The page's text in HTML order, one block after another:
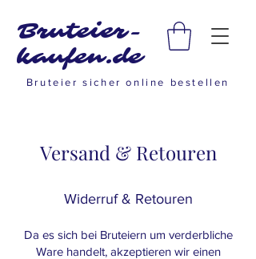
Bruteier-
kaufen.de
Bruteier sicher online bestellen
Versand & Retouren
Widerruf & Retouren
Da es sich bei Bruteiern um verderbliche
Ware handelt, akzeptieren wir einen